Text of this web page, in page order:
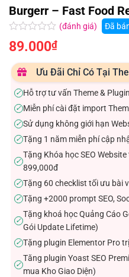
Burgerr – Fast Food
Được
xếp
0.0
5
sao
(đánh giá) Đã
89.000₫
Ưu Đãi Chỉ Có Tại
✓Hỗ trợ tư vấn Theme &
✓Miễn phí cài đặt import
✓Sử dụng không giới hạn
✓Tặng 1 năm miễn phí cập
✓
Tặng Khóa học SEO
899,000đ
✓Tặng 60 checklist tối ưu bài
✓Tặng +2000 prompt SEO,
✓
Tặng khoá học Quảng Cáo
Gói Update Lifetime)
✓Tặng plugin Elementor Pro
✓
Tăng plugin Yoast SEO
mua Kho Giao Diện)